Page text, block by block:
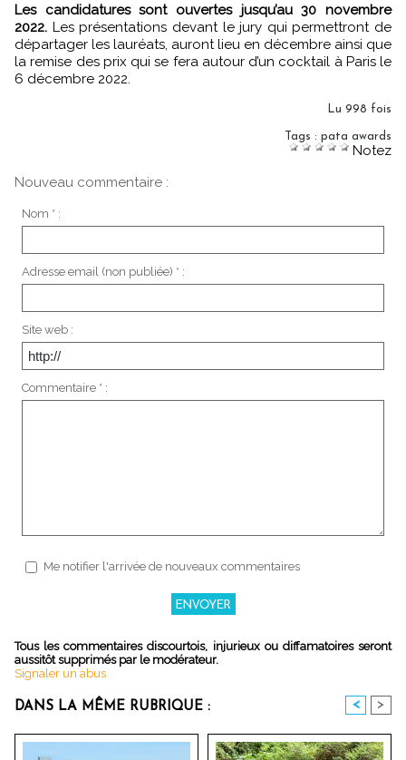
Les candidatures sont ouvertes jusqu’au 30 novembre
2022. Les présentations devant le jury qui permettront de
départager les lauréats, auront lieu en décembre ainsi que
la remise des prix qui se fera autour d’un cocktail à Paris le
6 décembre 2022.
Lu 998 fois
Tags : pata awards
Notez
Nouveau commentaire :
Nom * :
Adresse email (non publiée) * :
Site web :
Commentaire * :
Me notifier l'arrivée de nouveaux commentaires
Tous les commentaires discourtois, injurieux ou diffamatoires seront
aussitôt supprimés par le modérateur.
Signaler un abus
DANS LA MÊME RUBRIQUE : < >